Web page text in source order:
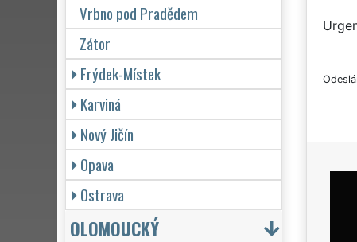
Vrbno pod Pradědem
Zátor
Frýdek-Místek
Karviná
Nový Jičín
Opava
Ostrava
OLOMOUCKÝ